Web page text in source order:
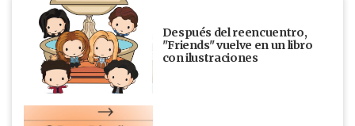
Después del reencuentro,
"Friends" vuelve en un libro
con ilustraciones